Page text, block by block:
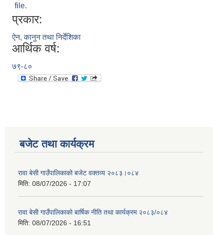
file.
प्रकार:
ऐन, कानुन तथा निर्देशिका
आर्थिक वर्ष:
७९-८०
बजेट तथा कार्यक्रम
रावा बेसी गाउँपालिकाको बजेट वक्तव्य २०८३।०८४
मिति: 08/07/2026 - 17:07
रावा बेसी गाउँपालिकाको बार्षिक नीति तथा कार्यक्रम २०८३/०८४
मिति: 08/07/2026 - 16:51